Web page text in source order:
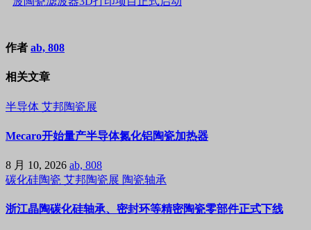
作者 ab, 808
相关文章
半导体 艾邦陶瓷展
Mecaro开始量产半导体氮化铝陶瓷加热器
8 月 10, 2026 ab, 808
碳化硅陶瓷 艾邦陶瓷展 陶瓷轴承
浙江晶陶碳化硅轴承、密封环等精密陶瓷零部件正式下线